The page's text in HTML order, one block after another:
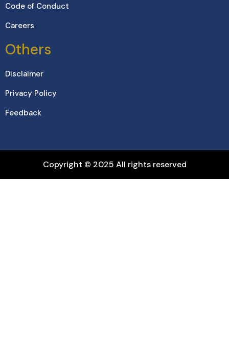
Code of Conduct
Careers
Others
Disclaimer
Privacy Policy
Feedback
Copyright © 2025 All rights reserved